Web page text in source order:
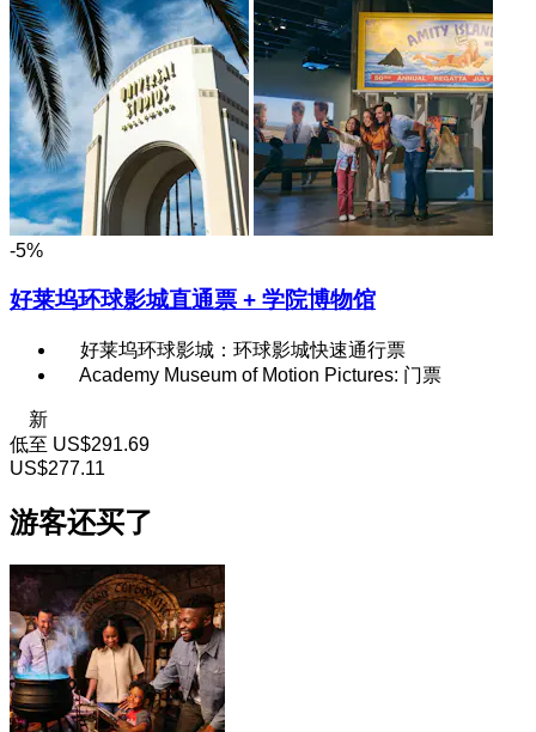
-5%
好莱坞环球影城直通票 + 学院博物馆
好莱坞环球影城：环球影城快速通行票
Academy Museum of Motion Pictures: 门票
新
低至 US$291.69
US$277.11
游客还买了